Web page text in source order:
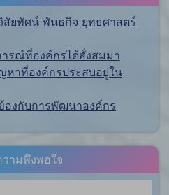
ยทัศน์ พันธกิจ ยุทธศาสตร์
รณ์ที่องค์กรได้สั่งสมมา
หาที่องค์กรประสบอยู่ใน
องกับการพัฒนาองค์กร
ามพึงพอใจ